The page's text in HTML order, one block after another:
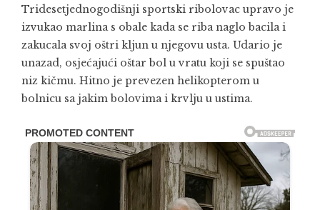
Tridesetjednogodišnji sportski ribolovac upravo je
izvukao marlina s obale kada se riba naglo bacila i
zakucala svoj oštri kljun u njegovu usta. Udario je
unazad, osjećajući oštar bol u vratu koji se spuštao
niz kičmu. Hitno je prevezen helikopterom u
bolnicu sa jakim bolovima i krvlju u ustima.